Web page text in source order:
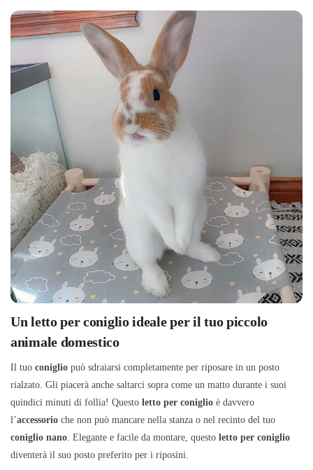
Un letto per coniglio ideale per il tuo piccolo
animale domestico
Il tuo coniglio può sdraiarsi completamente per riposare in un posto
rialzato. Gli piacerà anche saltarci sopra come un matto durante i suoi
quindici minuti di follia! Questo letto per coniglio è davvero
l’accessorio che non può mancare nella stanza o nel recinto del tuo
coniglio nano . Elegante e facile da montare, questo letto per coniglio
diventerà il suo posto preferito per i riposini.